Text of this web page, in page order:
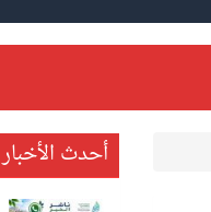
أحدث الأخبار